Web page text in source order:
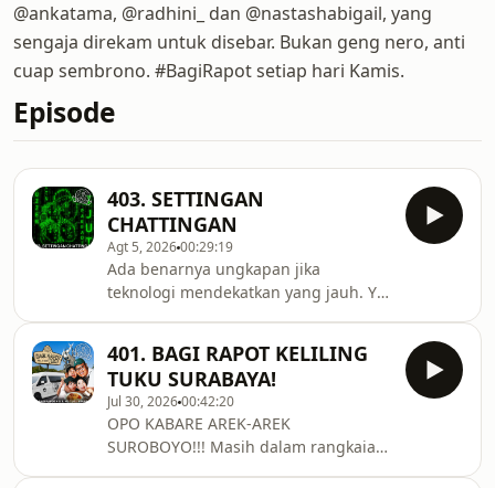
@ankatama, @radhini_ dan @nastashabigail, yang
sengaja direkam untuk disebar. Bukan geng nero, anti
cuap sembrono. #BagiRapot setiap hari Kamis.
Episode
403. SETTINGAN
CHATTINGAN
Agt 5, 202600:29:19
Ada benarnya ungkapan jika
teknologi mendekatkan yang jauh. Ya
Ngaku deh sekarang, satu hal yang
tidak mungkin ditinggalkan dan
bahkan sudah menjadi sebuah
kebiasaan. Chattingan. Yup! Mulai
dari kerjaan, temenan, pacaran,
bahkan obrolan keluarga bisa
401. BAGI RAPOT KELILING
TUKU SURABAYA!
Jul 30, 202600:42:20
OPO KABARE AREK-AREK
SUROBOYO!!! Masih dalam rangkaian